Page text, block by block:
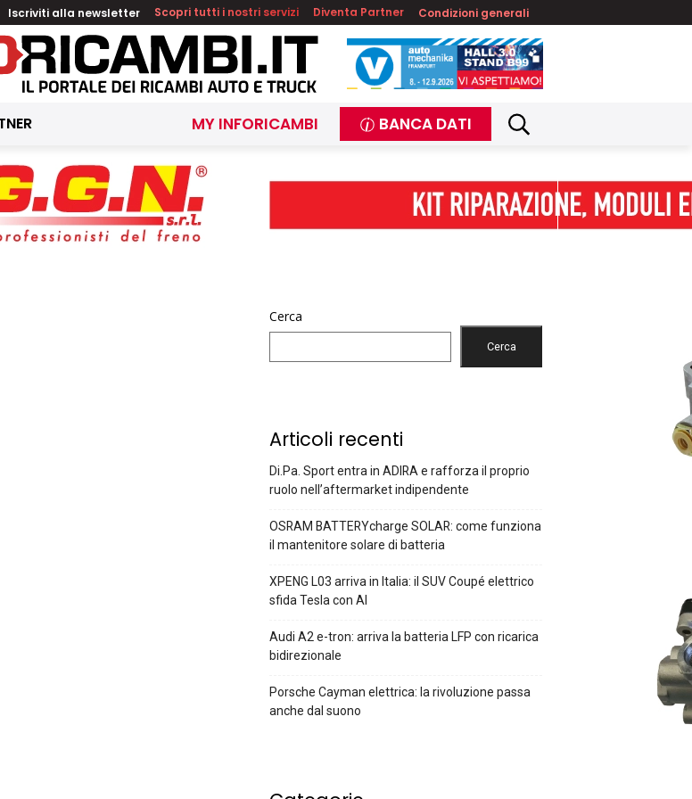
Iscriviti alla newsletter Scopri tutti i nostri servizi Diventa Partner Condizioni generali
MY INFORICAMBI BANCA DATI
Cerca
Cerca
Articoli recenti
Di.Pa. Sport entra in ADIRA e rafforza il proprio
ruolo nell’aftermarket indipendente
OSRAM BATTERYcharge SOLAR: come funziona
il mantenitore solare di batteria
XPENG L03 arriva in Italia: il SUV Coupé elettrico
sfida Tesla con AI
Audi A2 e-tron: arriva la batteria LFP con ricarica
bidirezionale
Porsche Cayman elettrica: la rivoluzione passa
anche dal suono